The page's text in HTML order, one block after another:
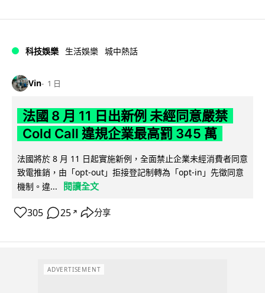
科技娛樂 生活娛樂 城中熱話
Vin 1 日
法國 8 月 11 日出新例 未經同意嚴禁
Cold Call 違規企業最高罰 345 萬
法國將於 8 月 11 日起實施新例，全面禁止企業未經消費者同意
致電推銷，由「opt-out」拒接登記制轉為「opt-in」先徵同意
機制。違...
閱讀全文
305 25 ↗ 分享
ADVERTISEMENT